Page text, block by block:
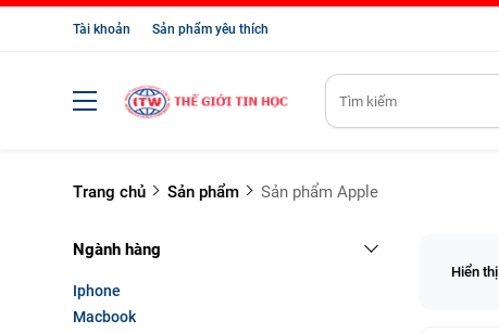
Tài khoản Sản phẩm yêu thích
Trang chủ Sản phẩm Sản phẩm Apple
Ngành hàng
Iphone
Macbook
Hiển thị